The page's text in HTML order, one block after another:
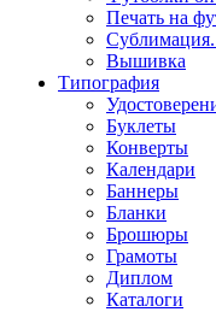
Печать на
Вышивка
Типография
Буклеты
Конверты
Календари
Баннеры
Бланки
Брошюры
Грамоты
Диплом
Каталоги